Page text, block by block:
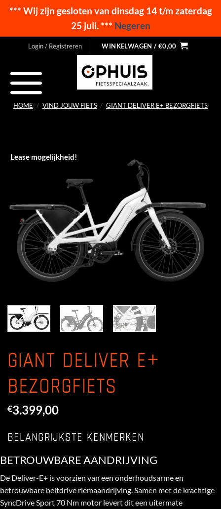
*** Wij zijn gesloten van dinsdag 14 t/m zaterdag
25 juli. *** Negeren
Login / Registreren WINKELWAGEN / €0,00
HOME / VIND JOUW FIETS / GIANT DELIVER E+ BEZORGFIETS
Lease mogelijkheid!
GIANT DELIVER E+
BEZORGFIETS
€3.399,00
BELANGRIJKSTE KENMERKEN
BETROUWBARE AANDRIJVING
De Deliver-E+ is voorzien van een onderhoudsarme en
betrouwbare beltdrive riemaandrijving. Samen met de krachtige
SyncDrive Sport 70 Nm motor levert dit een uitermate